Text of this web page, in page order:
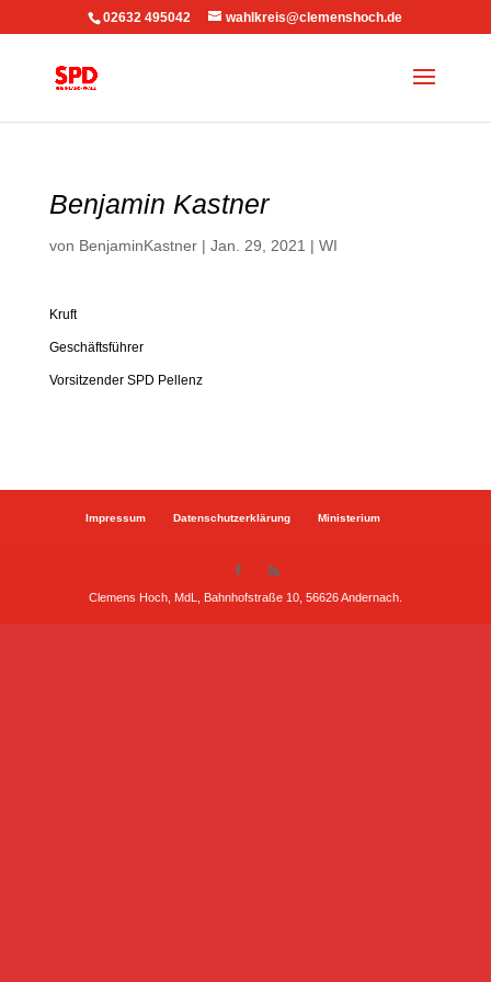
02632 495042 wahlkreis@clemenshoch.de
Benjamin Kastner
von BenjaminKastner| Jan. 29, 2021 | WI
Kruft
Geschäftsführer
Vorsitzender SPD Pellenz
Impressum Datenschutzerklärung Ministerium
Clemens Hoch, MdL, Bahnhofstraße 10, 56626 Andernach.